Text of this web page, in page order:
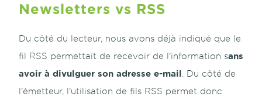
Newsletters vs RSS
Du côté du lecteur, nous avons déjà indiqué que le
fil RSS permettait de recevoir de l'information sans
avoir à divulguer son adresse e-mail . Du côté de
l'émetteur, l'utilisation de fils RSS permet donc